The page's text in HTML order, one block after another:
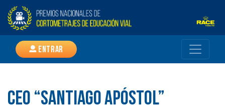
Entrar
CEO “SANTIAGO APÓSTOL”